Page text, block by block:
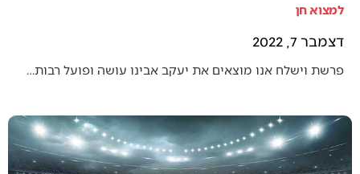
למצוא חן
דצמבר 7, 2022
פרשת וישלח אנו מוצאים את יעקב אבינו עושה ופועל רבות…